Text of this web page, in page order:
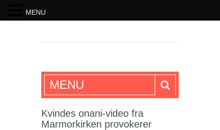
SKRIFTEN
MENU
Kvindes onani-video fra
Marmorkirken provokerer
MENU